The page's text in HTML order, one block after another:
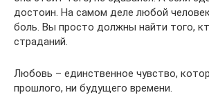
достоин. На самом деле любой
боль. Вы просто должны найти того,
страданий.
Любовь – единственное чувство,
прошлого, ни будущего времени.